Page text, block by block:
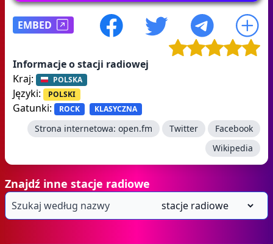
EMBED
Informacje o stacji radiowej
Kraj:
POLSKA
Języki: POLSKI
Gatunki: ROCK KLASYCZNA
Strona internetowa: open.fm Twitter
Facebook
Wikipedia
Znajdź inne stacje radiowe